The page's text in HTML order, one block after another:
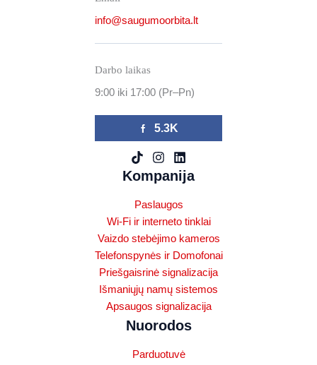
info@saugumoorbita.lt
Darbo laikas
9:00 iki 17:00 (Pr–Pn)
5.3K
Kompanija
Paslaugos
Wi-Fi ir interneto tinklai
Vaizdo stebėjimo kameros
Telefonspynės ir Domofonai
Priešgaisrinė signalizacija
Išmaniųjų namų sistemos
Apsaugos signalizacija
Nuorodos
Parduotuvė